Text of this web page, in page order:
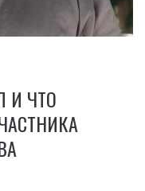
И ЧТО